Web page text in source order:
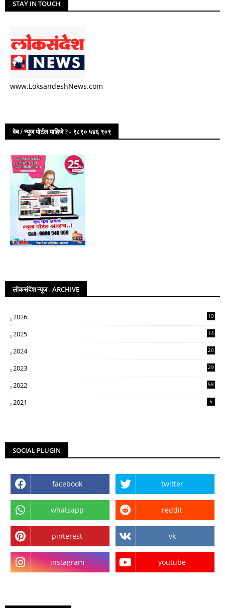
STAY IN TOUCH
www.LoksandeshNews.com
वेब / न्यूज पोर्टल पाहिजे ? - ९८९० ५४६ ९०९
लोकसंदेश न्यूज - ARCHIVE
2026 19
2025
14
2024
20
2023
29
2022
58
2021 5
SOCIAL PLUGIN
facebook twitter
whatsapp reddit
pinterest vk
instagram youtube